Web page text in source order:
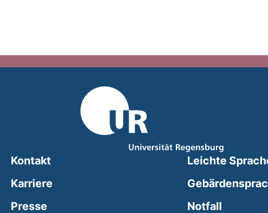
Kontakt
Karriere
Presse
Leichte
Notfall